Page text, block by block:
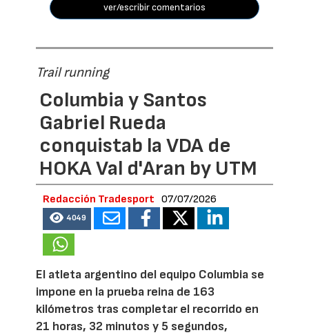
ver/escribir comentarios
Trail running
Columbia y Santos
Gabriel Rueda
conquistab la VDA de
HOKA Val d'Aran by UTM
Redacción Tradesport 07/07/2026
4049
El atleta argentino del equipo Columbia se
impone en la prueba reina de 163
kilómetros tras completar el recorrido en
21 horas, 32 minutos y 5 segundos,